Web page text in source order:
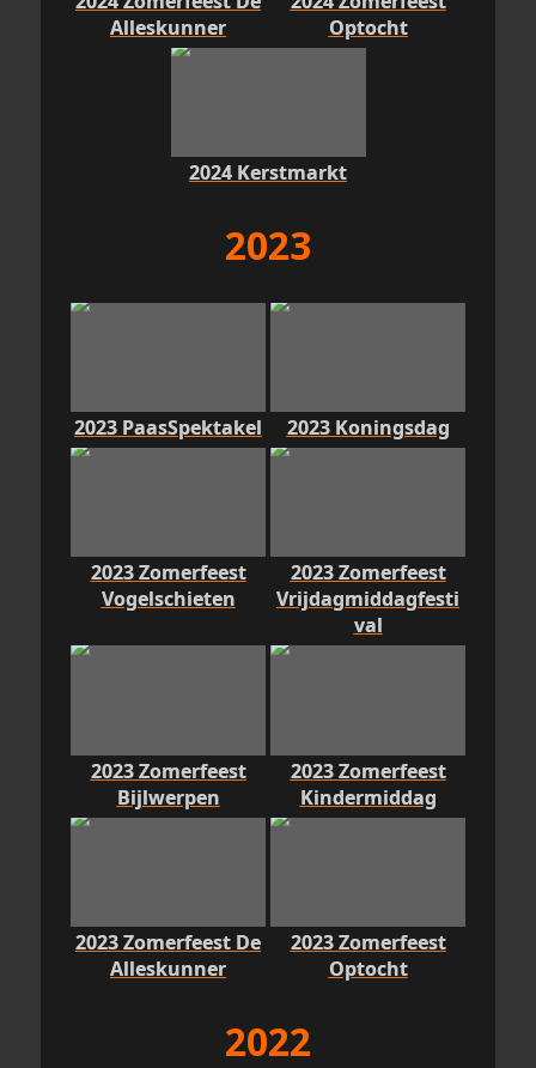
Alleskunner
Optocht
2024 Kerstmarkt
2023
2023 PaasSpektakel 2023 Koningsdag
2023 Zomerfeest
Vogelschieten
2023 Zomerfeest
Vrijdagmiddagfesti
val
2023 Zomerfeest
Bijlwerpen
2023 Zomerfeest
Kindermiddag
2023 Zomerfeest De
Alleskunner
2023 Zomerfeest
Optocht
2022